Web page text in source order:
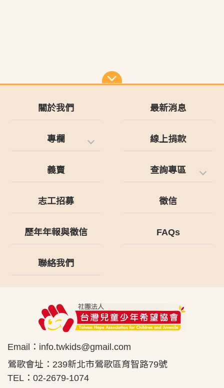
關於我們 最新消息
專欄 線上捐款
義賣 查詢專區
志工招募 徵信
歷年年報與徵信 FAQs
聯絡我們
Email： info.twkids@gmail.com
鶯歌會址：239新北市鶯歌區育智路79號
TEL：02-2679-1074